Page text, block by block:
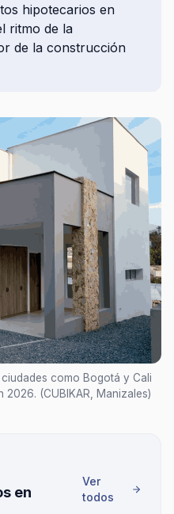
hipotecarios en
ritmo de la
de la construcción
como Bogotá y Cali
(CUBIKAR, Manizales)
en
Ver
todos